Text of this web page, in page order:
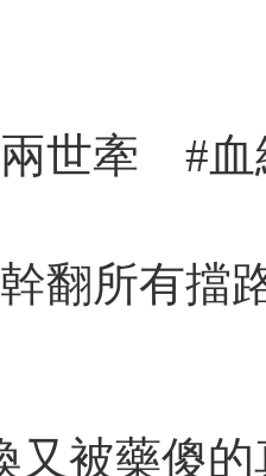
世牽 #血
翻所有
又被藥傻